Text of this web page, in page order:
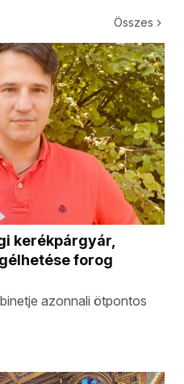
Összes
kerékpárgyár,
forog
azonnali ötpontos